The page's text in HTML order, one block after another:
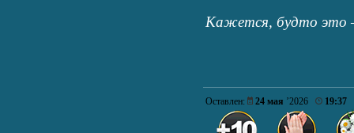
Кажется, будто это
Оставлен: 24 мая ’2026 19:37